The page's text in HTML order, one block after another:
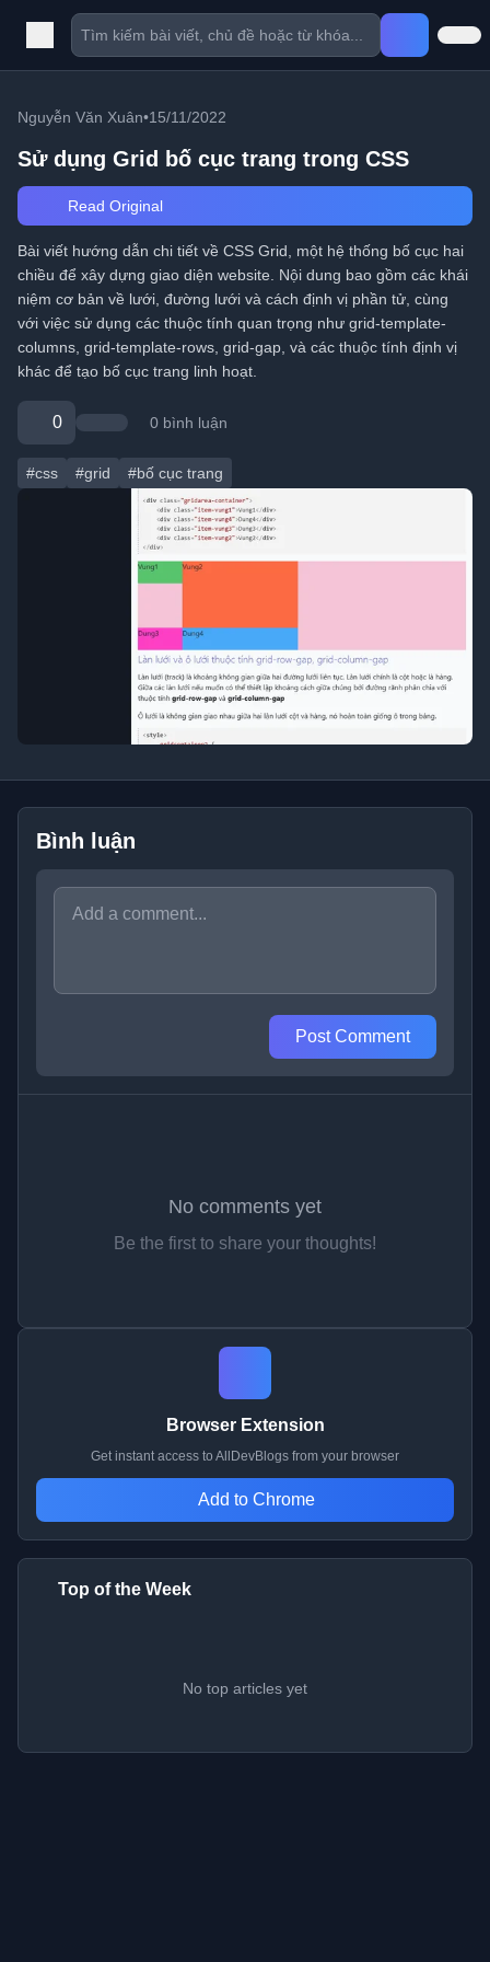
Nguyễn Văn Xuân•15/11/2022
Sử dụng Grid bố cục trang trong CSS
Read Original
Bài viết hướng dẫn chi tiết về CSS Grid, một hệ thống bố cục hai
chiều để xây dựng giao diện website. Nội dung bao gồm các khái
niệm cơ bản về lưới, đường lưới và cách định vị phần tử, cùng
với việc sử dụng các thuộc tính quan trọng như grid-template-
columns, grid-template-rows, grid-gap, và các thuộc tính định vị
khác để tạo bố cục trang linh hoạt.
0 0 bình luận
#css #grid #bố cục trang
Bình luận
Post Comment
No comments yet
Be the first to share your thoughts!
Browser Extension
Get instant access to AllDevBlogs from your browser
Add to Chrome
Top of the Week
No top articles yet